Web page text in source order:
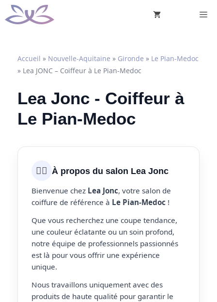
Aller
au
Accueil » Nouvelle-Aquitaine » Gironde » Le Pian-Medoc
» Lea JONC – Coiffeur à Le Pian-Medoc
Lea Jonc - Coiffeur à
Le Pian-Medoc
💇‍♀️ À propos du salon Lea Jonc
Bienvenue chez Lea Jonc, votre salon de
coiffure de référence à Le Pian-Medoc !
Que vous recherchez une coupe tendance,
une couleur éclatante ou un soin profond,
notre équipe de professionnels passionnés
est là pour vous offrir une expérience
unique.
Nous travaillons uniquement avec des
produits de haute qualité pour garantir le